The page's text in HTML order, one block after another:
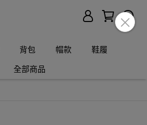
背包 帽款
鞋履
全部商品